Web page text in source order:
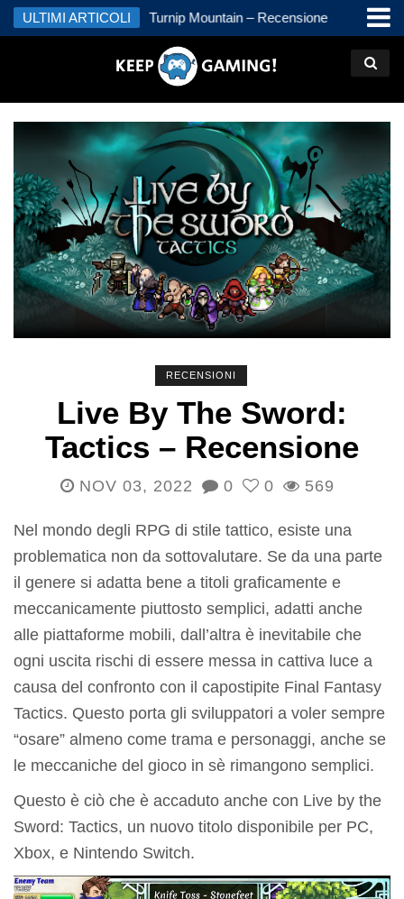
ULTIMI ARTICOLI
– Recensione Turnip Mountain – Recensione
RECENSIONI
Live By The Sword:
Tactics – Recensione
NOV 03, 2022 0 0 569
Nel mondo degli RPG di stile tattico, esiste una
problematica non da sottovalutare. Se da una parte
il genere si adatta bene a titoli graficamente e
meccanicamente piuttosto semplici, adatti anche
alle piattaforme mobili, dall’altra è inevitabile che
ogni uscita rischi di essere messa in cattiva luce a
causa del confronto con il capostipite Final Fantasy
Tactics. Questo porta gli sviluppatori a voler sempre
“osare” almeno come trama e personaggi, anche se
le meccaniche del gioco in sè rimangono semplici.
Questo è ciò che è accaduto anche con Live by the
Sword: Tactics, un nuovo titolo disponibile per PC,
Xbox, e Nintendo Switch.